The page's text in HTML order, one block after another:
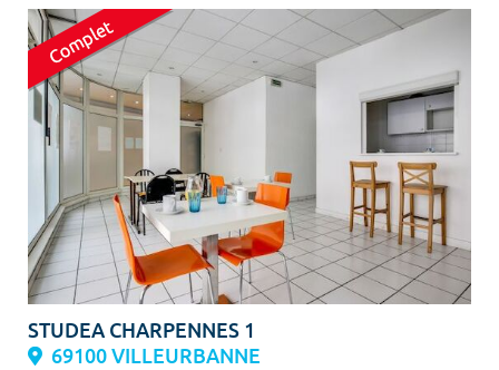
STUDEA CHARPENNES 1
69100 VILLEURBANNE